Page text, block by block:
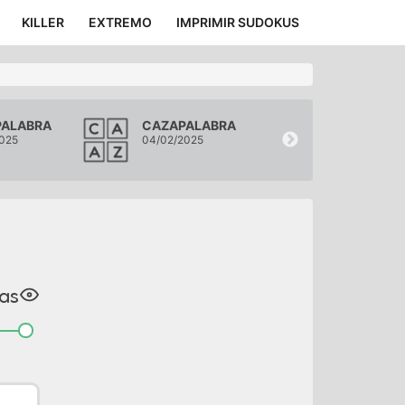
KILLER EXTREMO IMPRIMIR SUDOKUS
CAZAPALABRA
04/02/2025
s